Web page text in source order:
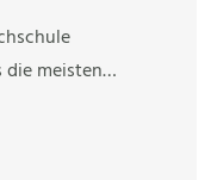
die meisten…